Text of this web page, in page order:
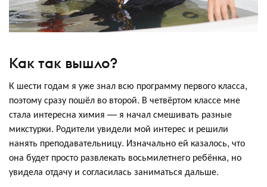
Как так вышло?
К шести годам я уже знал всю программу первого класса,
поэтому сразу пошёл во второй. В четвёртом классе мне
стала интересна химия — я начал смешивать разные
микстурки. Родители увидели мой интерес и решили
нанять преподавательницу. Изначально ей казалось, что
она будет просто развлекать восьмилетнего ребёнка, но
увидела отдачу и согласилась заниматься дальше.